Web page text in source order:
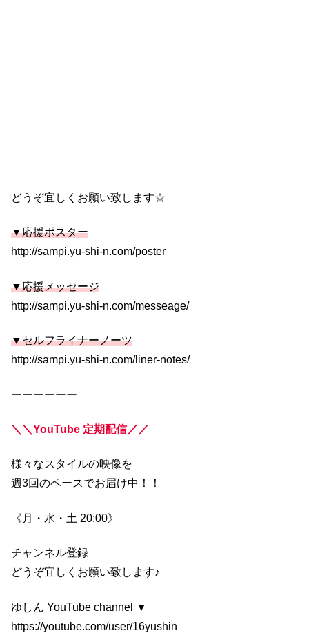
どうぞ宜しくお願い致します☆
▼応援ポスター
http://sampi.yu-shi-n.com/poster
▼応援メッセージ
http://sampi.yu-shi-n.com/messeage/
▼セルフライナーノーツ
http://sampi.yu-shi-n.com/liner-notes/
ーーーーーー
＼＼YouTube 定期配信／／
様々なスタイルの映像を
週3回のペースでお届け中！！
《月・水・土 20:00》
チャンネル登録
どうぞ宜しくお願い致します♪
ゆしん YouTube channel ▼
https://youtube.com/user/16yushin